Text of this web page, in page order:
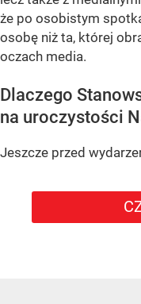
że po osobistym
osobę niż ta, której
oczach media.
Dlaczego
na uroczystości
Jeszcze przed